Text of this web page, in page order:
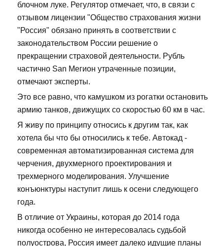
блочном луке. Регулятор отмечает, что, в связи с
отзывом лицензии "Общество страхования жизни
"Россия" обязано принять в соответствии с
законодательством России решение о
прекращении страховой деятельности. Рубль
частично San Мегион утраченные позиции,
отмечают эксперты.
Это все равно, что камушком из рогатки остановить
армию танков, движущих со скоростью 60 км в час.
Я живу по принципу относись к другим так, как
хотела бы что бы относились к тебе. Автокад -
современная автоматизированная система для
черчения, двухмерного проектирования и
трехмерного моделирования. Улучшение
конъюнктуры наступит лишь к осени следующего
года.
В отличие от Украины, которая до 2014 года
никогда особенно не интересовалась судьбой
полуострова, Россия имеет далеко идущие планы